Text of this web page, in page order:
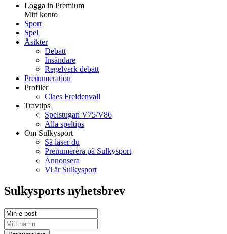
Logga in Premium
Mitt konto
Sport
Spel
Åsikter
Debatt
Insändare
Regelverk debatt
Prenumeration
Profiler
Claes Freidenvall
Travtips
Spelstugan V75/V86
Alla speltips
Om Sulkysport
Så läser du
Prenumerera på Sulkysport
Annonsera
Vi är Sulkysport
Sulkysports nyhetsbrev